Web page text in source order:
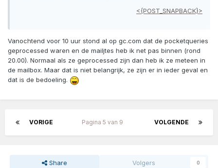
<{POST_SNAPBACK}>
Vanochtend voor 10 uur stond al op gc.com dat de pocketqueries
geprocessed waren en de mailjtes heb ik net pas binnen (rond
20.00). Normaal als ze geprocessed zijn dan heb ik ze meteen in
de mailbox. Maar dat is niet belangrijk, ze zijn er in ieder geval en
dat is de bedoeling.
VORIGE VOLGENDE
Pagina 5 van 9
Share Volgers 0